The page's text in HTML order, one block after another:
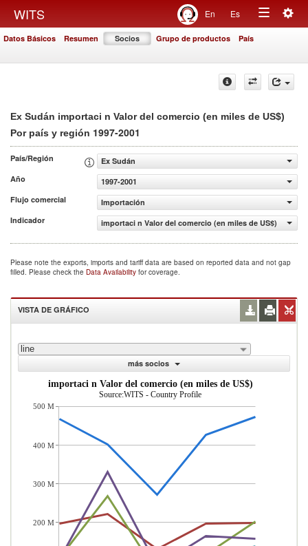
WITS En Es
Toggle
Datos Básicos Resumen Socios Grupo de productos País
Ex Sudán importaci n Valor del comercio (en miles de US$)
Por país y región 1997-2001
País/Región
Ex Sudán
Año
1997-2001
Flujo comercial
Importación
Indicador
importaci n Valor del comercio (en miles de US$)
Please note the exports, imports and tariff data are based on reported data and not gap
filled. Please check the Data Availability for coverage.
VISTA DE GRÁFICO
line
más socios
importaci n Valor del comercio (en miles de US$)
Source:WITS - Country Profile
500 M
400 M
300 M
200 M